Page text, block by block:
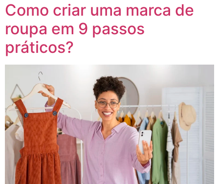
Como criar uma marca de
roupa em 9 passos
práticos?